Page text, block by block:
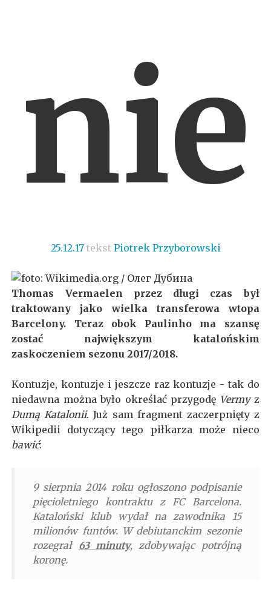
nie
25.12.17tekst Piotrek Przyborowski
Thomas Vermaelen przez długi czas był
traktowany jako wielka transferowa wtopa
Barcelony. Teraz obok Paulinho ma szansę
zostać największym katalońskim
zaskoczeniem sezonu 2017/2018.
Kontuzje, kontuzje i jeszcze raz kontuzje - tak do
niedawna można było określać przygodę Vermyz
Dumą Katalonii. Już sam fragment zaczerpnięty z
Wikipedii dotyczący tego piłkarza może nieco
bawić:
9 sierpnia 2014 roku ogłoszono podpisanie
pięcioletniego kontraktu z FC Barcelona.
Kataloński klub wydał na zawodnika 15
milionów funtów. W debiutanckim sezonie
rozegrał 63 minuty, zdobywając potrójną
koronę.